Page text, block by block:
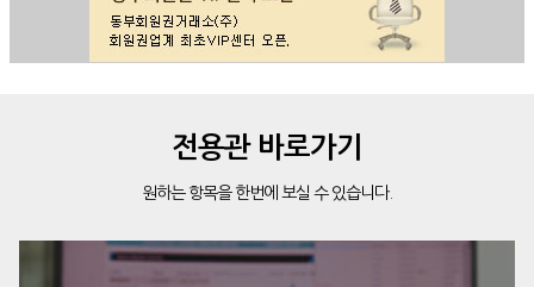
전용관 바로가기
원하는 항목을 한번에 보실 수 있습니다.